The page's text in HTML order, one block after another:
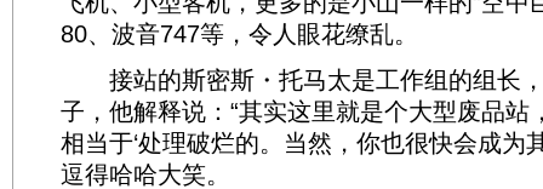
80、波音747等，令人眼花缭乱。
接站的斯密斯・托马太是工作组的组长
子，他解释说：“其实这里就是个大型废品站
相当于‘处理破烂的。当然，你也很快会成为
逗得哈哈大笑。